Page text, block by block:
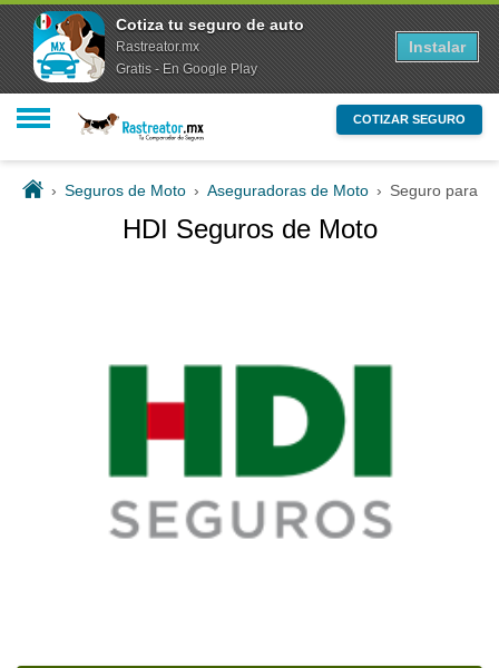
COTIZAR SEGURO
› Seguros de Moto › Aseguradoras de Moto › Seguro para
HDI Seguros de Moto
Cotiza tu seguro de auto
Rastreator.mx
Gratis - En Google Play
Instalar